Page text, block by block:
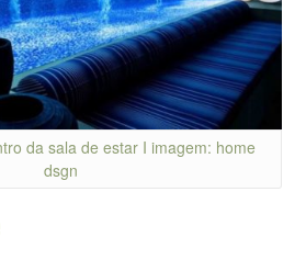
da sala de estar I imagem: home
dsgn